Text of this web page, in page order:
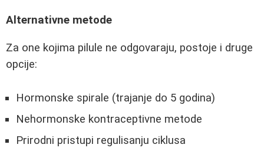
Alternativne metode
Za one kojima pilule ne odgovaraju, postoje i druge
opcije:
Hormonske spirale (trajanje do 5 godina)
Nehormonske kontraceptivne metode
Prirodni pristupi regulisanju ciklusa